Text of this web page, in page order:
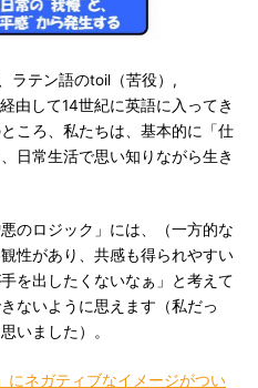
ラテン語のtoil（苦役）,
由して14世紀に英語に入ってき
ころ、私たちは、基本的に「仕
日常生活で思い知りながら生き
のロジック」には、（一方的な
性があり、共感も得られやすい
を出したくないなぁ」と考えて
ないように思えます（私だっ
いました）。
にネガティブなイメージがつい